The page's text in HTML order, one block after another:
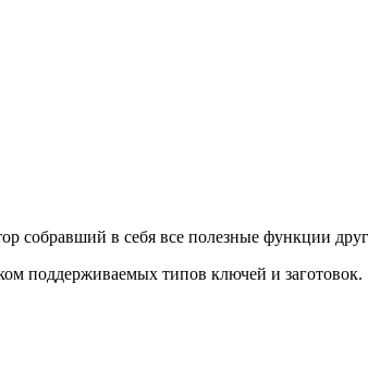
собравший в себя все полезные функции
поддерживаемых типов ключей и заготовок.